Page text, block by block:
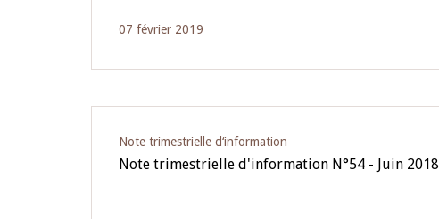
07 février 2019
Note trimestrielle d‘information
Note trimestrielle d'information N°54 - Juin 2018